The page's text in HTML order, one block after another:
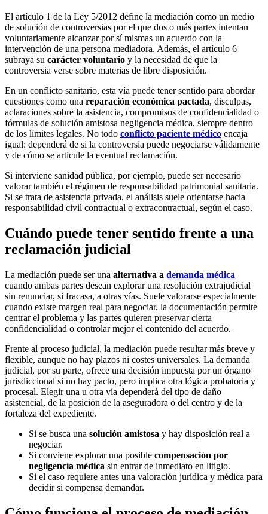
El artículo 1 de la Ley 5/2012 define la mediación como un medio
de solución de controversias por el que dos o más partes intentan
voluntariamente alcanzar por sí mismas un acuerdo con la
intervención de una persona mediadora. Además, el artículo 6
subraya su carácter voluntario y la necesidad de que la
controversia verse sobre materias de libre disposición.
En un conflicto sanitario, esta vía puede tener sentido para abordar
cuestiones como una reparación económica pactada, disculpas,
aclaraciones sobre la asistencia, compromisos de confidencialidad o
fórmulas de solución amistosa negligencia médica, siempre dentro
de los límites legales. No todo conflicto paciente médico encaja
igual: dependerá de si la controversia puede negociarse válidamente
y de cómo se articule la eventual reclamación.
Si interviene sanidad pública, por ejemplo, puede ser necesario
valorar también el régimen de responsabilidad patrimonial sanitaria.
Si se trata de asistencia privada, el análisis suele orientarse hacia
responsabilidad civil contractual o extracontractual, según el caso.
Cuándo puede tener sentido frente a una
reclamación judicial
La mediación puede ser una alternativa a demanda médica
cuando ambas partes desean explorar una resolución extrajudicial
sin renunciar, si fracasa, a otras vías. Suele valorarse especialmente
cuando existe margen real para negociar, la documentación permite
centrar el problema y las partes quieren preservar cierta
confidencialidad o controlar mejor el contenido del acuerdo.
Frente al proceso judicial, la mediación puede resultar más breve y
flexible, aunque no hay plazos ni costes universales. La demanda
judicial, por su parte, ofrece una decisión impuesta por un órgano
jurisdiccional si no hay pacto, pero implica otra lógica probatoria y
procesal. Elegir una u otra vía dependerá del tipo de daño
asistencial, de la posición de la aseguradora o del centro y de la
fortaleza del expediente.
Si se busca una solución amistosa y hay disposición real a
negociar.
Si conviene explorar una posible compensación por
negligencia médica sin entrar de inmediato en litigio.
Si el caso requiere antes una valoración jurídica y médica para
decidir si compensa demandar.